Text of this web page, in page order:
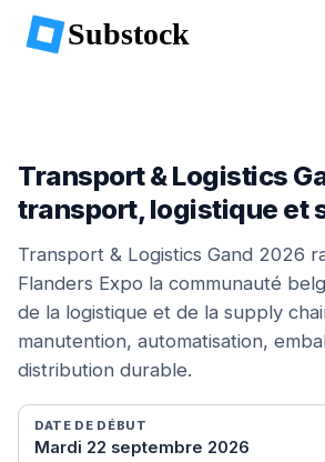
Substock
Transport & Logistics
transport, logistique et
Transport & Logistics Gand 2026
Flanders Expo la communauté
de la logistique et de la supply
manutention, automatisation,
distribution durable.
DATE DE DÉBUT
Mardi 22 septembre 2026